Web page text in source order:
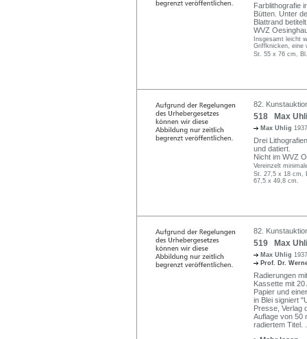
Farblithografie
Bütten. Unter
Blattrand
WVZ
Insgesamt leicht
Griffknicken, eine
St. 55 x 76 cm,
82.
518 Max
Max Uhlig
Drei
und datiert.
Nicht im WVZ
Vereinzelt
St. 27,5 x 18 cm,
67,5 x 49,8 cm.
82.
519 Max
Max Uhlig
Prof. Dr.
Radierungen
Kassette mit
Papier und
in Blei signiert
Presse, Verlag
Auflage von 50
radiertem Titel.